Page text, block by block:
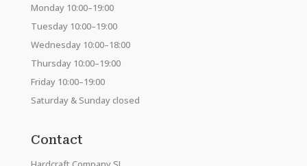
Monday 10:00–19:00
Tuesday 10:00–19:00
Wednesday 10:00–18:00
Thursday 10:00–19:00
Friday 10:00–19:00
Saturday & Sunday closed
Contact